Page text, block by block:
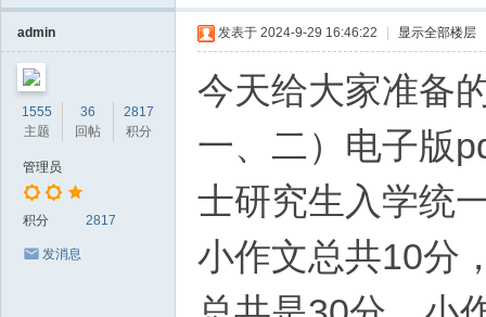
admin
1555
主题
36
回帖
2817
积分
管理员
积分 2817
发消息
发表于 2024-9-29 16:46:22 显示全部楼层
今天给大家准备
一、二）电子版
士研究生入学统
小作文总共10分